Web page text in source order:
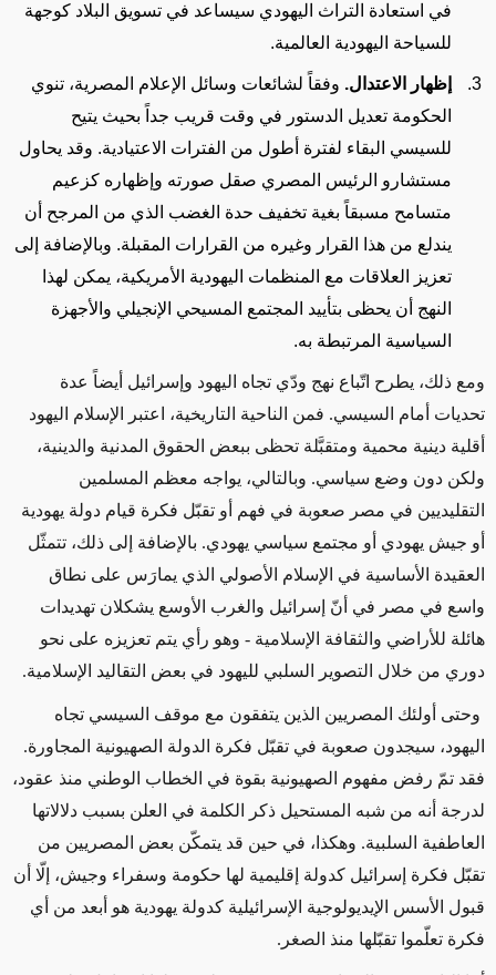
في استعادة التراث اليهودي سيساعد في تسويق البلاد كوجهة
للسياحة اليهودية العالمية.
إظهار الاعتدال. وفقاً لشائعات وسائل الإعلام المصرية، تنوي
الحكومة تعديل الدستور في وقت قريب جداً بحيث يتيح
للسيسي البقاء لفترة أطول من الفترات الاعتيادية. وقد يحاول
مستشارو الرئيس المصري صقل صورته وإظهاره كزعيم
متسامح مسبقاً بغية تخفيف حدة الغضب الذي من المرجح أن
يندلع من هذا القرار وغيره من القرارات المقبلة. وبالإضافة إلى
تعزيز العلاقات مع المنظمات اليهودية الأمريكية، يمكن لهذا
النهج أن يحظى بتأييد المجتمع المسيحي الإنجيلي والأجهزة
السياسية المرتبطة به.
ومع ذلك، يطرح اتّباع نهج ودّي تجاه اليهود وإسرائيل أيضاً عدة
تحديات أمام السيسي. فمن الناحية التاريخية، اعتبر الإسلام اليهود
أقلية دينية محمية ومتقبَّلة تحظى ببعض الحقوق المدنية والدينية،
ولكن دون وضع سياسي. وبالتالي، يواجه معظم المسلمين
التقليديين في مصر صعوبة في فهم أو تقبّل فكرة قيام دولة يهودية
أو جيش يهودي أو مجتمع سياسي يهودي. بالإضافة إلى ذلك، تتمثّل
العقيدة الأساسية في الإسلام الأصولي الذي يمارَس على نطاق
واسع في مصر في أنّ إسرائيل والغرب الأوسع يشكلان تهديدات
هائلة للأراضي والثقافة الإسلامية - وهو رأي يتم تعزيزه على نحو
دوري من خلال التصوير السلبي لليهود في بعض التقاليد الإسلامية.
وحتى أولئك المصريين الذين يتفقون مع موقف السيسي تجاه
اليهود، سيجدون صعوبة في تقبّل فكرة الدولة الصهيونية المجاورة.
فقد تمّ رفض مفهوم الصهيونية بقوة في الخطاب الوطني منذ عقود،
لدرجة أنه من شبه المستحيل ذكر الكلمة في العلن بسبب دلالاتها
العاطفية السلبية. وهكذا، في حين قد يتمكّن بعض المصريين من
تقبّل فكرة إسرائيل كدولة إقليمية لها حكومة وسفراء وجيش، إلّا أن
قبول الأسس الإيديولوجية الإسرائيلية كدولة يهودية هو أبعد من أي
فكرة تعلّموا تقبّلها منذ الصغر.